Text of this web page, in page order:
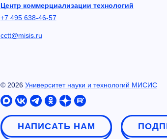
Центр коммерциализации технологий
+7 495 638-46-57
cctt@misis.ru
© 2026 Университет науки и технологий МИСИС
НАПИСАТЬ НАМ